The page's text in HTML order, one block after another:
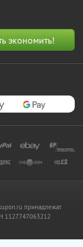
принадлежат
1127747063212